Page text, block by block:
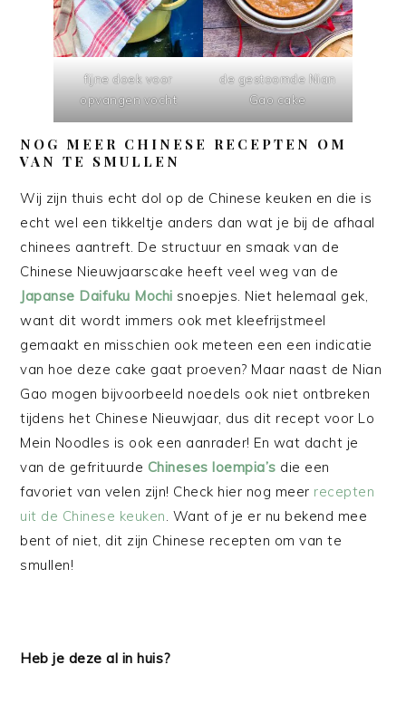
fijne doek voor
opvangen vocht
de gestoomde Nian
Gao cake
NOG MEER CHINESE RECEPTEN OM
VAN TE SMULLEN
Wij zijn thuis echt dol op de Chinese keuken en die is
echt wel een tikkeltje anders dan wat je bij de afhaal
chinees aantreft. De structuur en smaak van de
Chinese Nieuwjaarscake heeft veel weg van de
Japanse Daifuku Mochi snoepjes. Niet helemaal gek,
want dit wordt immers ook met kleefrijstmeel
gemaakt en misschien ook meteen een een indicatie
van hoe deze cake gaat proeven? Maar naast de Nian
Gao mogen bijvoorbeeld noedels ook niet ontbreken
tijdens het Chinese Nieuwjaar, dus dit recept voor Lo
Mein Noodles is ook een aanrader! En wat dacht je
van de gefrituurde Chineses loempia’s die een
favoriet van velen zijn! Check hier nog meer recepten
uit de Chinese keuken. Want of je er nu bekend mee
bent of niet, dit zijn Chinese recepten om van te
smullen!
Heb je deze al in huis?